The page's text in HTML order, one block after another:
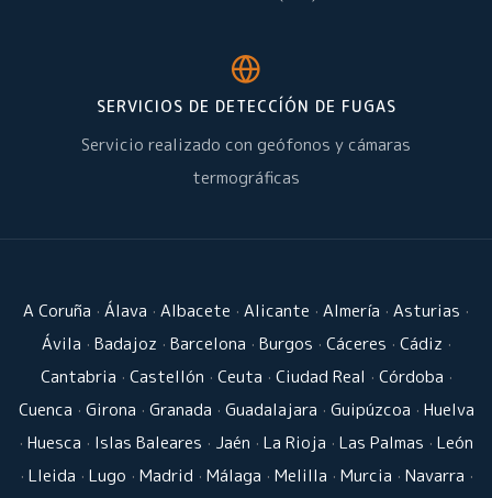
SERVICIOS DE DETECCÍÓN DE FUGAS
Servicio realizado con geófonos y cámaras
termográficas
A Coruña · Álava · Albacete · Alicante · Almería · Asturias ·
Ávila · Badajoz · Barcelona · Burgos · Cáceres · Cádiz ·
Cantabria · Castellón · Ceuta · Ciudad Real · Córdoba ·
Cuenca · Girona · Granada · Guadalajara · Guipúzcoa · Huelva
· Huesca · Islas Baleares · Jaén · La Rioja · Las Palmas · León
· Lleida · Lugo · Madrid · Málaga · Melilla · Murcia · Navarra ·